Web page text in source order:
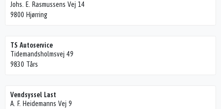
Johs. E. Rasmussens Vej 14
9800 Hjørring
TS Autoservice
Tidemandsholmsvej 49
9830 Tårs
Vendsyssel Last
A. F. Heidemanns Vej 9